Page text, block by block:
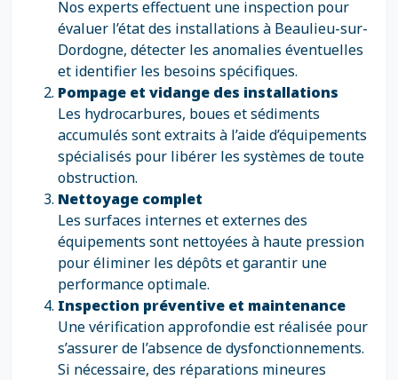
Nos experts effectuent une inspection pour
évaluer l’état des installations à Beaulieu-sur-
Dordogne, détecter les anomalies éventuelles
et identifier les besoins spécifiques.
Pompage et vidange des installations
Les hydrocarbures, boues et sédiments
accumulés sont extraits à l’aide d’équipements
spécialisés pour libérer les systèmes de toute
obstruction.
Nettoyage complet
Les surfaces internes et externes des
équipements sont nettoyées à haute pression
pour éliminer les dépôts et garantir une
performance optimale.
Inspection préventive et maintenance
Une vérification approfondie est réalisée pour
s’assurer de l’absence de dysfonctionnements.
Si nécessaire, des réparations mineures